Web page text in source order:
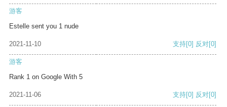
游客
Estelle sent you 1 nude
2021-11-10 支持[0] 反对[0]
游客
Rank 1 on Google With 5
2021-11-06 支持[0] 反对[0]